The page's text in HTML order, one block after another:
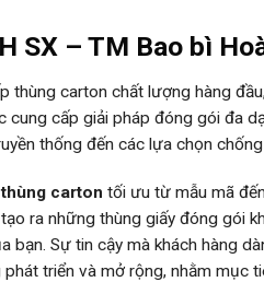
SX – TM Bao bì
thùng carton chất lượng hàng
cung cấp giải pháp đóng gói đa
thống đến các lựa chọn
thùng carton tối ưu từ mẫu mã
ra những thùng giấy đóng gói
bạn. Sự tin cậy mà khách hàng
triển và mở rộng, nhằm mục